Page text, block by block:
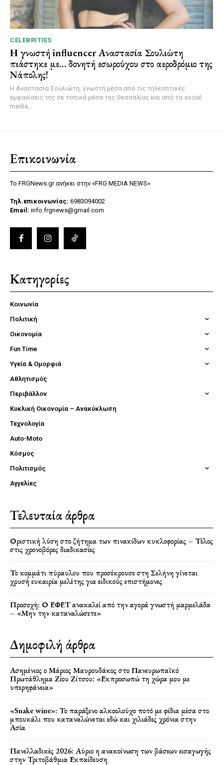
CELEBRITIES
Η γνωστή influencer Αναστασία Σουλιώτη
πιάστηκε με… δονητή εσωρούχου στο αεροδρόμιο της
Νάπολης!
Η Αναστασία Σουλιώτη, γνωστή μέσα από τις τηλεοπτικές
εμφανίσεις της σε τοπικά μέσα της Θεσσαλίας και από τα social
media,...
Επικοινωνία
Το FRGNews.gr ανήκει στην «FRG MEDIA NEWS»
Τηλ.επικοινωνίας: 6983094002
Email: info.frgnews@gmail.com
Κατηγορίες
Κοινωνία
Πολιτική
Οικονομία
Fun Time
Υγεία & Ομορφιά
Αθλητισμός
Περιβάλλον
Κυκλική Οικονομία – Ανακύκλωση
Τεχνολογία
Auto-Moto
Κόσμος
Πολιτισμός
Αγγελίες
Τελευταία άρθρα
Οριστική λύση στο ζήτημα των πινακίδων κυκλοφορίας – Τέλος
στις χρονοβόρες διαδικασίες
Το κομμάτι πύραυλου που προσέκρουσε στη Σελήνη γίνεται
χρυσή ευκαιρία μελέτης για ειδικούς επιστήμονες
Προσοχή: Ο ΕΦΕΤ ανακαλεί από την αγορά γνωστή μαρμελάδα
– «Μην την καταναλώσετε»
Δημοφιλή άρθρα
Ασημένιος ο Μάριος Μαυρουδάκος στο Πανευρωπαϊκό
Πρωτάθλημα Ζίου Ζίτσου: «Εκπροσωπώ τη χώρα μου με
υπερηφάνεια»
«Snake wine»: Το παράξενο αλκοολούχο ποτό με φίδια μέσα στο
μπουκάλι που καταναλώνεται εδώ και χιλιάδες χρόνια στην
Ασία
Πανελλαδικές 2026: Αύριο η ανακοίνωση των βάσεων εισαγωγής
στην Τριτοβάθμια Εκπαίδευση